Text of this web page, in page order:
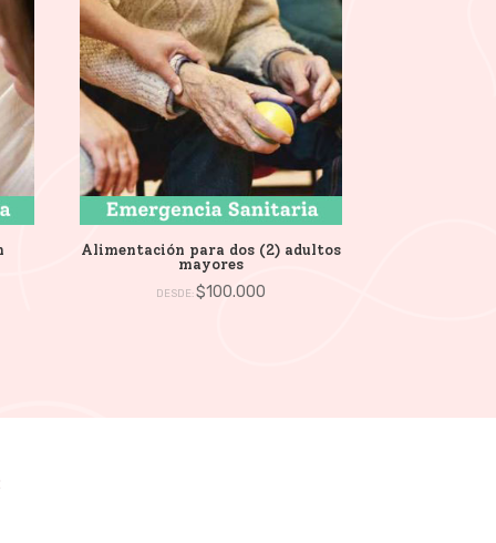
Alimentación para dos (2) adultos
mayores
DESDE:$100.000